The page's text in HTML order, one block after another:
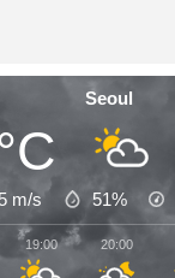
Seoul
m/s 51%
19:00 20:00